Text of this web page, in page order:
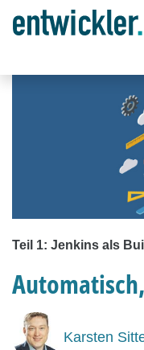
Teil 1: Jenkins als
Karsten